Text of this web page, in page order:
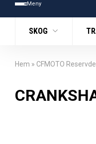
Meny
SKOG
Hem » CFMOTO